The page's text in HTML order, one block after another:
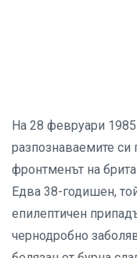
На 28 февруари
разпознаваемите
фронтменът на
Едва 38-годишен,
епилептичен
чернодробно